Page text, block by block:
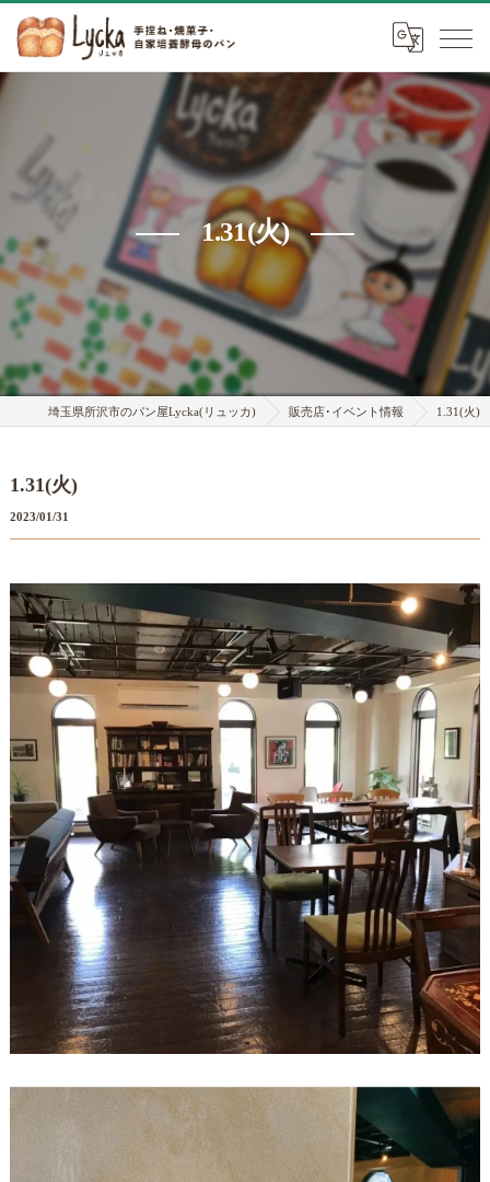
1.31(火)
埼玉県所沢市のパン屋Lycka(リュッカ) 販売店･イベント情報 1.31(火)
1.31(火)
2023/01/31